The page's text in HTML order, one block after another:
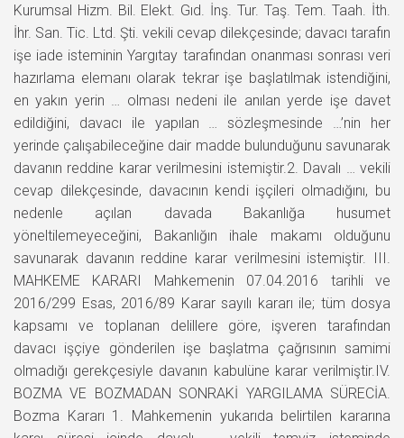
Kurumsal Hizm. Bil. Elekt. Gıd. İnş. Tur. Taş. Tem. Taah. İth.
İhr. San. Tic. Ltd. Şti. vekili cevap dilekçesinde; davacı tarafın
işe iade isteminin Yargıtay tarafından onanması sonrası veri
hazırlama elemanı olarak tekrar işe başlatılmak istendiğini,
en yakın yerin … olması nedeni ile anılan yerde işe davet
edildiğini, davacı ile yapılan … sözleşmesinde …’nin her
yerinde çalışabileceğine dair madde bulunduğunu savunarak
davanın reddine karar verilmesini istemiştir.2. Davalı … vekili
cevap dilekçesinde, davacının kendi işçileri olmadığını, bu
nedenle açılan davada Bakanlığa husumet
yöneltilemeyeceğini, Bakanlığın ihale makamı olduğunu
savunarak davanın reddine karar verilmesini istemiştir. III.
MAHKEME KARARI Mahkemenin 07.04.2016 tarihli ve
2016/299 Esas, 2016/89 Karar sayılı kararı ile; tüm dosya
kapsamı ve toplanan delillere göre, işveren tarafından
davacı işçiye gönderilen işe başlatma çağrısının samimi
olmadığı gerekçesiyle davanın kabulüne karar verilmiştir.IV.
BOZMA VE BOZMADAN SONRAKİ YARGILAMA SÜRECİA.
Bozma Kararı 1. Mahkemenin yukarıda belirtilen kararına